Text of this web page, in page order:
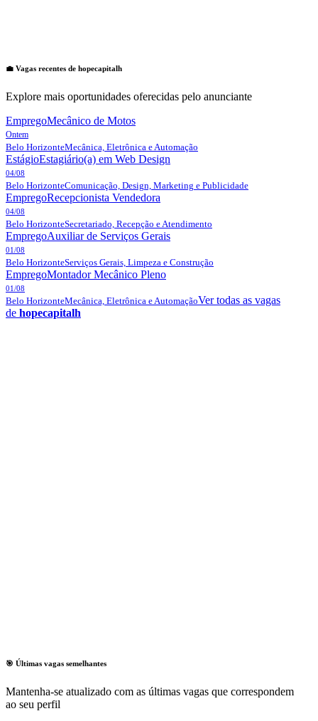
💼 Vagas recentes de hopecapitalh
Explore mais oportunidades oferecidas pelo anunciante
EmpregoMecânico de Motos
Ontem
Belo HorizonteMecânica, Eletrônica e Automação
EstágioEstagiário(a) em Web Design
04/08
Belo HorizonteComunicação, Design, Marketing e Publicidade
EmpregoRecepcionista Vendedora
04/08
Belo HorizonteSecretariado, Recepção e Atendimento
EmpregoAuxiliar de Serviços Gerais
01/08
Belo HorizonteServiços Gerais, Limpeza e Construção
EmpregoMontador Mecânico Pleno
01/08
Belo HorizonteMecânica, Eletrônica e AutomaçãoVer todas as vagas
de hopecapitalh
🎯 Últimas vagas semelhantes
Mantenha-se atualizado com as últimas vagas que correspondem
ao seu perfil